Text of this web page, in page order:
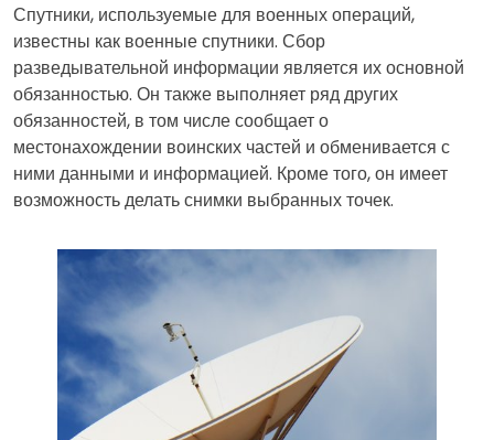
Спутники, используемые для военных операций,
известны как военные спутники. Сбор
разведывательной информации является их основной
обязанностью. Он также выполняет ряд других
обязанностей, в том числе сообщает о
местонахождении воинских частей и обменивается с
ними данными и информацией. Кроме того, он имеет
возможность делать снимки выбранных точек.